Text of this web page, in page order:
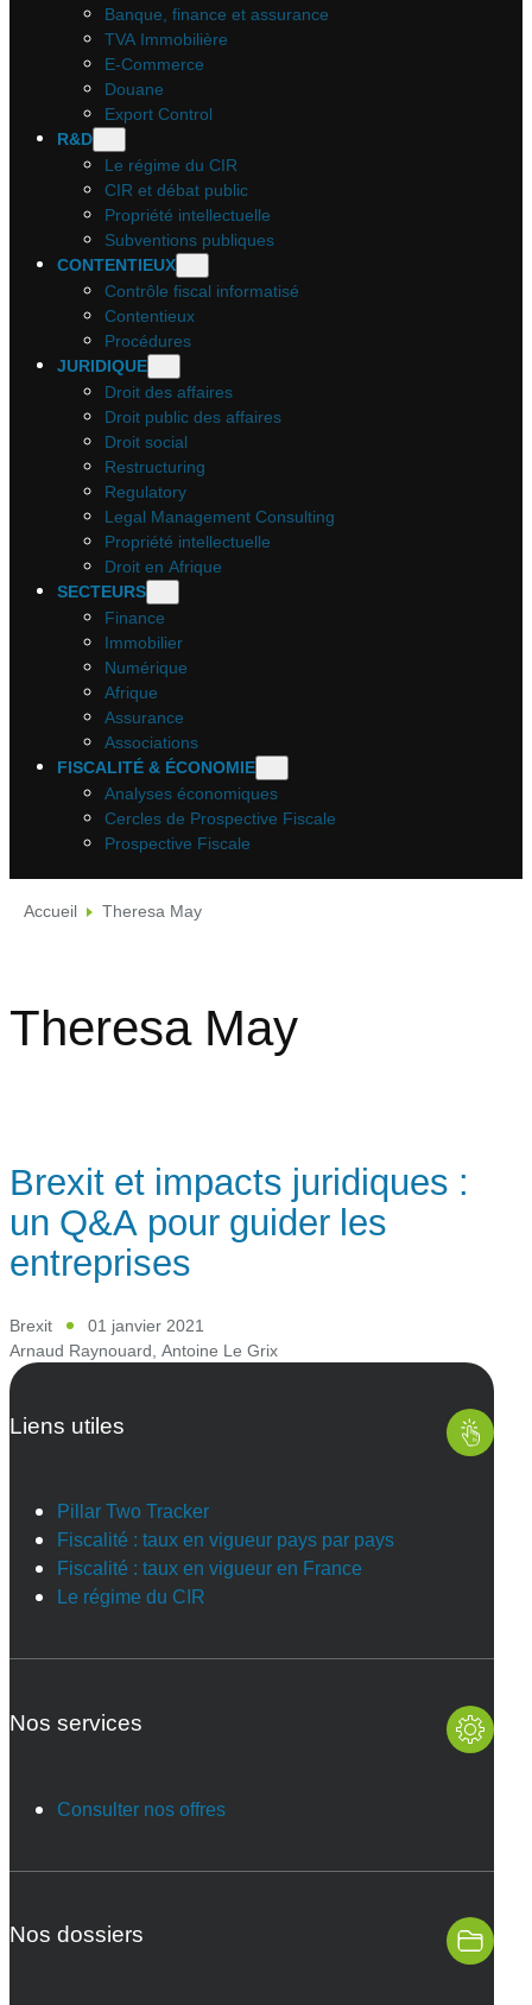
Banque, finance et assurance
TVA Immobilière
E-Commerce
Douane
Export Control
R&D
Le régime du CIR
CIR et débat public
Propriété intellectuelle
Subventions publiques
CONTENTIEUX
Contrôle fiscal informatisé
Contentieux
Procédures
JURIDIQUE
Droit des affaires
Droit public des affaires
Droit social
Restructuring
Regulatory
Legal Management Consulting
Propriété intellectuelle
Droit en Afrique
SECTEURS
Finance
Immobilier
Numérique
Afrique
Assurance
Associations
FISCALITÉ & ÉCONOMIE
Analyses économiques
Cercles de Prospective Fiscale
Prospective Fiscale
Accueil Theresa May
Theresa May
Brexit et impacts juridiques :
un Q&A pour guider les
entreprises
Brexit
01 janvier 2021
Arnaud Raynouard, Antoine Le Grix
Liens utiles
Pillar Two Tracker
Fiscalité : taux en vigueur pays par pays
Fiscalité : taux en vigueur en France
Le régime du CIR
Nos services
Consulter nos offres
Nos dossiers